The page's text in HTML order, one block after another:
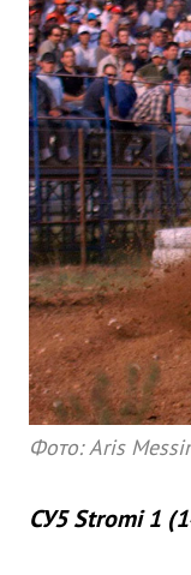
Фото: Aris
СУ5 Stromi 1